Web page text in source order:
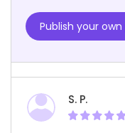
Publish your
S. P.